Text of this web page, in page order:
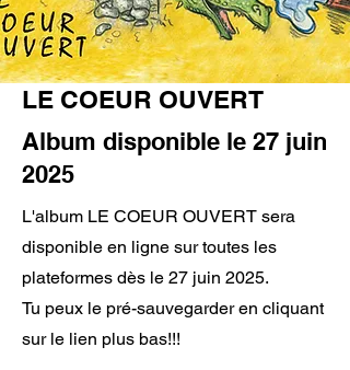
LE COEUR OUVERT
Album disponible le 27 juin
2025
L'album LE COEUR OUVERT sera
disponible en ligne sur toutes les
plateformes dès le 27 juin 2025.
Tu peux le pré-sauvegarder en cliquant
sur le lien plus bas!!!